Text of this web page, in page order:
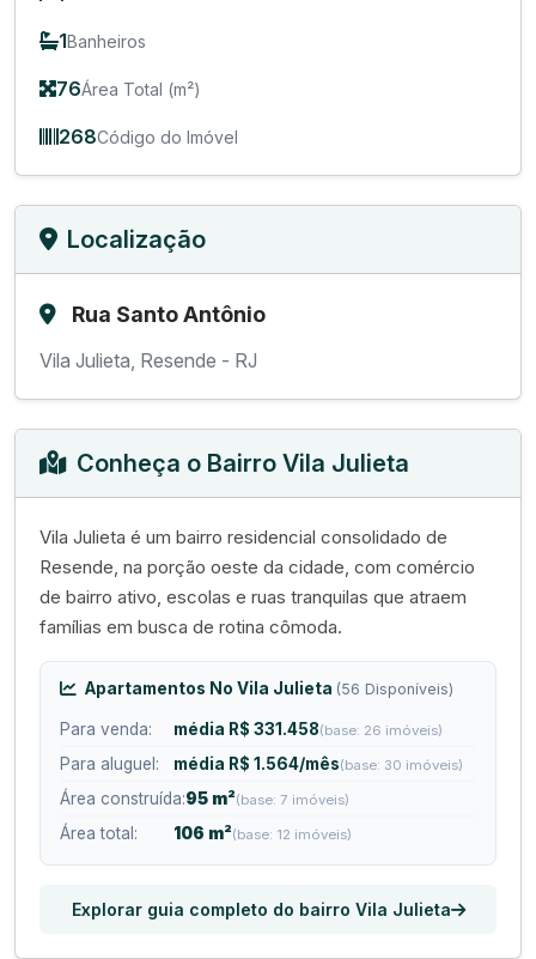
1Banheiros
76Área Total (m²)
268Código do Imóvel
Localização
Rua Santo Antônio
Vila Julieta, Resende - RJ
Conheça o Bairro Vila Julieta
Vila Julieta é um bairro residencial consolidado de
Resende, na porção oeste da cidade, com comércio
de bairro ativo, escolas e ruas tranquilas que atraem
famílias em busca de rotina cômoda.
Apartamentos No Vila Julieta (56 Disponíveis)
Para venda: média R$ 331.458(base: 26 imóveis)
Para aluguel: média R$ 1.564/mês(base: 30 imóveis)
Área construída:95 m²(base: 7 imóveis)
Área total: 106 m²(base: 12 imóveis)
Explorar guia completo do bairro Vila Julieta